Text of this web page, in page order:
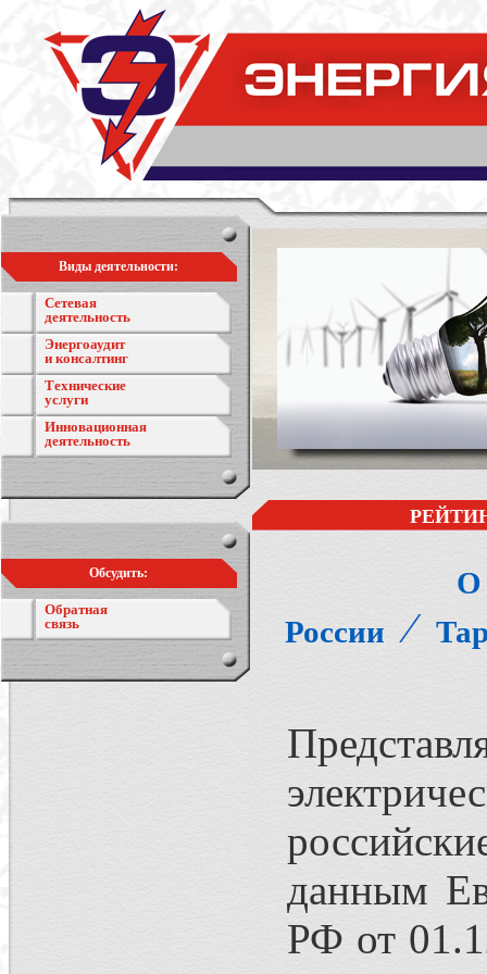
Виды деятельности:
Сетевая
деятельность
Энергоаудит
и консалтинг
Технические
услуги
Инновационная
деятельность
Обсудить:
Обратная
связь
О
России ⁄
данным
РФ от